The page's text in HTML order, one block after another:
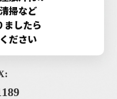
掃など
ましたら
ださい